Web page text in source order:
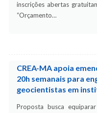
inscrições abertas
“Orçamento…
CREA-MA apoia
20h semanais para
geocientistas em
Proposta busca